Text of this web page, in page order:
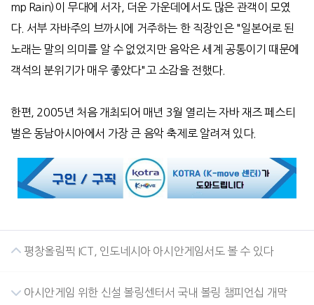
mp Rain)이 무대에 서자, 더운 가운데에서도 많은 관객이 모였
다. 서부 자바주의 브까시에 거주하는 한 직장인은 "일본어로 된
노래는 말의 의미를 알 수 없었지만 음악은 세계 공통이기 때문에
객석의 분위기가 매우 좋았다"고 소감을 전했다.
한편, 2005년 처음 개최되어 매년 3월 열리는 자바 재즈 페스티
벌은 동남아시아에서 가장 큰 음악 축제로 알려져 있다.
평창올림픽 ICT, 인도네시아 아시안게임서도 볼 수 있다
아시안게임 위한 신설 볼링센터서 국내 볼링 챔피언십 개막